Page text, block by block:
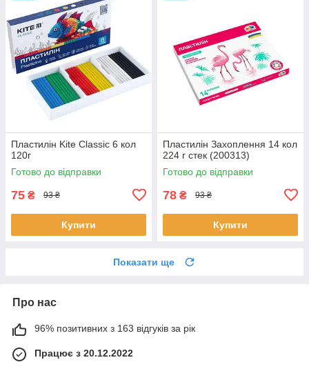
Пластилін Kite Classic 6 кол
120г
Готово до відправки
75 ₴ 93 ₴
Купити
Пластилін Захоплення 14 кол
224 г стек (200313)
Готово до відправки
78 ₴ 93 ₴
Купити
Показати ще
Про нас
96% позитивних з 163 відгуків за рік
Працює з 20.12.2022